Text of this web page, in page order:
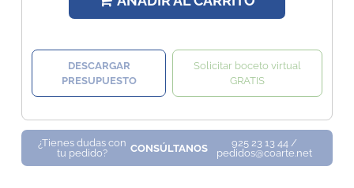
DESCARGAR
PRESUPUESTO
Solicitar boceto virtual
GRATIS
¿Tienes dudas con
tu pedido?
CONSÚLTANOS
925 23 13 44 /
pedidos@coarte.net